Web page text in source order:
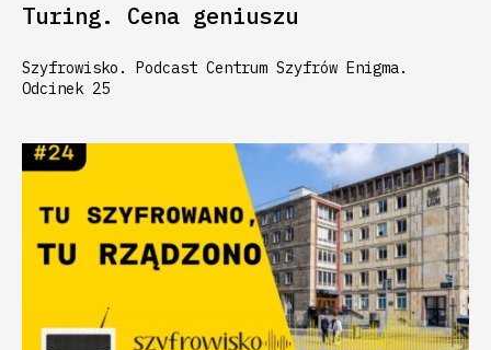
Turing. Cena geniuszu
Szyfrowisko. Podcast Centrum Szyfrów Enigma.
Odcinek 25